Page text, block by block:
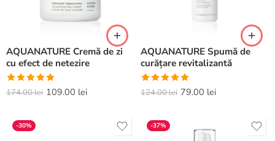
AQUANATURE Cremă de zi
cu efect de netezire
Evaluat la
174.00lei 109.00 lei
AQUANATURE Spumă de
curățare revitalizantă
Evaluat la
124.00lei 79.00 lei
-30% -37%